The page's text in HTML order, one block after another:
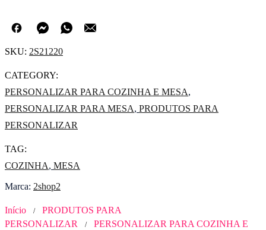
SKU: 2S21220
CATEGORY:
PERSONALIZAR PARA COZINHA E MESA,
PERSONALIZAR PARA MESA, PRODUTOS PARA
PERSONALIZAR
TAG:
COZINHA, MESA
Marca: 2shop2
Início /
PRODUTOS PARA
PERSONALIZAR
/
PERSONALIZAR PARA COZINHA E